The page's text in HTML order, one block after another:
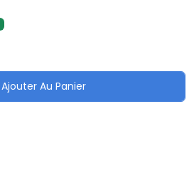
Ajouter Au Panier